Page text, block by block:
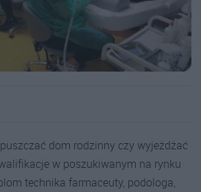
dom rodzinny czy wyjeżdżać
w poszukiwanym na rynku
technika farmaceuty, podologa,